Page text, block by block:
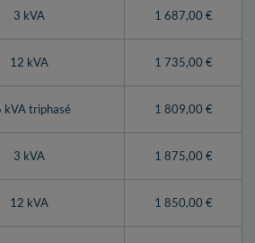
3 kVA 1 687,00 €
12 kVA 1 735,00 €
kVA triphasé 1 809,00 €
3 kVA 1 875,00 €
12 kVA 1 850,00 €